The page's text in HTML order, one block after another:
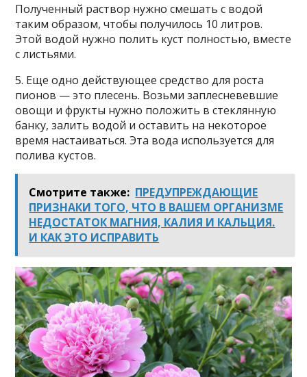
Полученный раствор нужно смешать с водой
таким образом, чтобы получилось 10 литров.
Этой водой нужно полить куст полностью, вместе
с листьями.
5. Еще одно действующее средство для роста
пионов — это плесень. Возьми заплесневевшие
овощи и фрукты нужно положить в стеклянную
банку, залить водой и оставить на некоторое
время настаиваться. Эта вода используется для
полива кустов.
Смотрите также: ПРЕДУПРЕЖДАЮЩИЕ
ПРИЗНАКИ ТОГО, ЧТО В ВАШЕМ ОРГАНИЗМЕ
НЕДОСТАТОК МАГНИЯ, КАЛИЯ И КАЛЬЦИЯ.
И КАК ЭТО ИСПРАВИТЬ